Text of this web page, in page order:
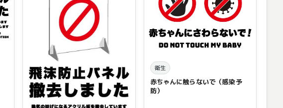
衛生
赤ちゃんに触らないで（感染予
防）